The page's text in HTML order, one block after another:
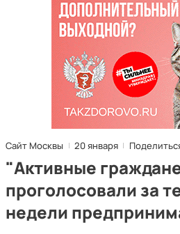
Сайт Москвы 20 января
"Активные
проголосовали за
недели